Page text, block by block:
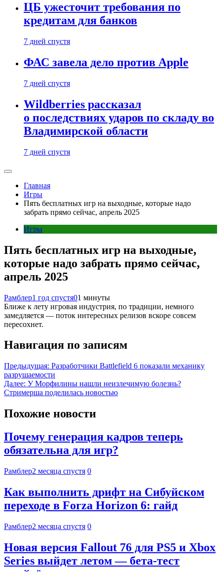
ЦБ ужесточит требования по
кредитам для банков
7 дней спустя
ФАС завела дело против Apple
7 дней спустя
Wildberries рассказал
о последствиях ударов по складу во
Владимирской области
7 дней спустя
Главная
Игры
Пять бесплатных игр на выходные, которые надо
забрать прямо сейчас, апрель 2025
Игры
Пять бесплатных игр на выходные,
которые надо забрать прямо сейчас,
апрель 2025
Рамблер1 год спустя01 минуты
Ближе к лету игровая индустрия, по традиции, немного
замедляется — поток интересных релизов вскоре совсем
пересохнет.
Навигация по записям
Предыдущая: Разработчики Battlefield 6 показали механику
разрушаемости
Далее: У Морфилины нашли неизлечимую болезнь?
Стримерша поделилась новостью
Похожие новости
Почему генерация кадров теперь
обязательна для игр?
Рамблер2 месяца спустя 0
Как выполнить дрифт на Сибуйском
переходе в Forza Horizon 6: гайд
Рамблер2 месяца спустя 0
Новая версия Fallout 76 для PS5 и Xbox
Series выйдет летом — бета-тест